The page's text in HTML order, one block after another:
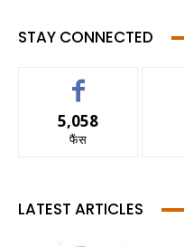
STAY CONNECTED
5,058
फैंस
LATEST ARTICLES